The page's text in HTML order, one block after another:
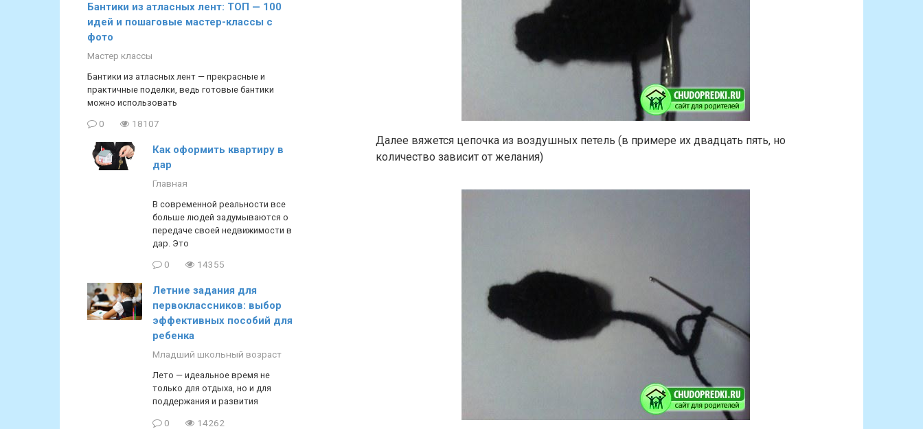
Далее вяжется цепочка из воздушных петель (в примере их двадцать пять, но
количество зависит от желания)
Бантики из атласных лент: ТОП — 100
идей и пошаговые мастер-классы с
фото
Мастер классы
Бантики из атласных лент — прекрасные и
практичные поделки, ведь готовые бантики
можно использовать
0 18107
Как оформить квартиру в
дар
Главная
В современной реальности все
больше людей задумываются о
передаче своей недвижимости в
дар. Это
0 14355
Летние задания для
первоклассников: выбор
эффективных пособий для
ребенка
Младший школьный возраст
Лето — идеальное время не
только для отдыха, но и для
поддержания и развития
0 14262